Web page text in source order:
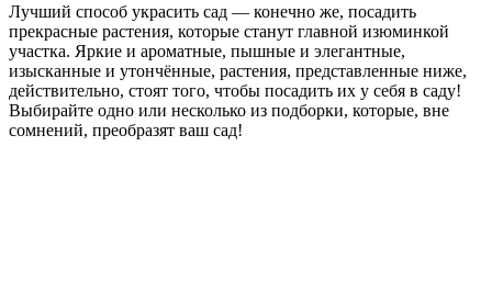
Лучший способ украсить сад — конечно же, посадить
прекрасные растения, которые станут главной изюминкой
участка. Яркие и ароматные, пышные и элегантные,
изысканные и утончённые, растения, представленные ниже,
действительно, стоят того, чтобы посадить их у себя в саду!
Выбирайте одно или несколько из подборки, которые, вне
сомнений, преобразят ваш сад!